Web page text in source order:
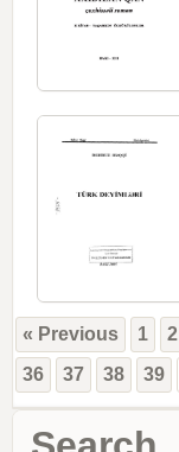
« Previous 1 2
36
37 38 39